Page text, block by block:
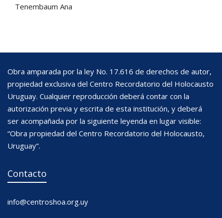
Tenembaum Ana
Obra amparada por la ley No. 17.616 de derechos de autor,
propiedad exclusiva del Centro Recordatorio del Holocausto
Uruguay. Cualquier reproducción deberá contar con la
autorización previa y escrita de esta institución, y deberá
ser acompañada por la siguiente leyenda en lugar visible:
“Obra propiedad del Centro Recordatorio del Holocausto,
Uruguay”.
Contacto
info@centroshoa.org.uy